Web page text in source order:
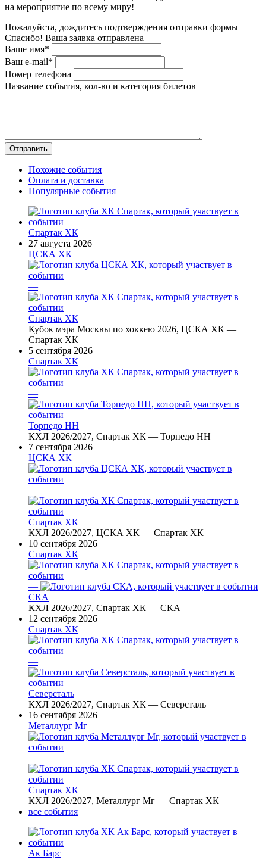
на мероприятие по всему миру!
Пожалуйста, дождитесь подтверждения отправки формы
Спасибо! Ваша заявка отправлена
Ваше имя*
Ваш e-mail*
Номер телефона
Название события, кол-во и категория билетов
Похожие события
Оплата и доставка
Популярные события
Спартак ХК
27 августа 2026
ЦСКА ХК
—
Спартак ХК
Кубок мэра Москвы по хоккею 2026, ЦСКА ХК —
Спартак ХК
5 сентября 2026
Спартак ХК
—
Торпедо НН
КХЛ 2026/2027, Спартак ХК — Торпедо НН
7 сентября 2026
ЦСКА ХК
—
Спартак ХК
КХЛ 2026/2027, ЦСКА ХК — Спартак ХК
10 сентября 2026
Спартак ХК
—
СКА
КХЛ 2026/2027, Спартак ХК — СКА
12 сентября 2026
Спартак ХК
—
Северсталь
КХЛ 2026/2027, Спартак ХК — Северсталь
16 сентября 2026
Металлург Мг
—
Спартак ХК
КХЛ 2026/2027, Металлург Мг — Спартак ХК
все события
Ак Барс